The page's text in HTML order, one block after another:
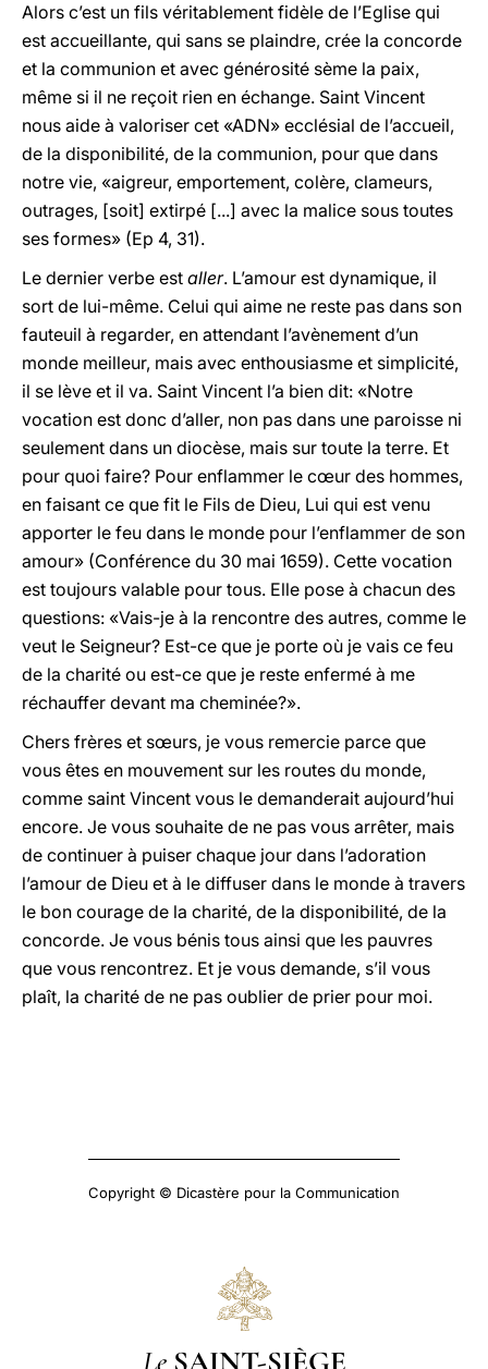
Alors c’est un fils véritablement fidèle de l’Eglise qui
est accueillante, qui sans se plaindre, crée la concorde
et la communion et avec générosité sème la paix,
même si il ne reçoit rien en échange. Saint Vincent
nous aide à valoriser cet «ADN» ecclésial de l’accueil,
de la disponibilité, de la communion, pour que dans
notre vie, «aigreur, emportement, colère, clameurs,
outrages, [soit] extirpé [...] avec la malice sous toutes
ses formes» (Ep 4, 31).
Le dernier verbe est aller. L’amour est dynamique, il
sort de lui-même. Celui qui aime ne reste pas dans son
fauteuil à regarder, en attendant l’avènement d’un
monde meilleur, mais avec enthousiasme et simplicité,
il se lève et il va. Saint Vincent l’a bien dit: «Notre
vocation est donc d’aller, non pas dans une paroisse ni
seulement dans un diocèse, mais sur toute la terre. Et
pour quoi faire? Pour enflammer le cœur des hommes,
en faisant ce que fit le Fils de Dieu, Lui qui est venu
apporter le feu dans le monde pour l’enflammer de son
amour» (Conférence du 30 mai 1659). Cette vocation
est toujours valable pour tous. Elle pose à chacun des
questions: «Vais-je à la rencontre des autres, comme le
veut le Seigneur? Est-ce que je porte où je vais ce feu
de la charité ou est-ce que je reste enfermé à me
réchauffer devant ma cheminée?».
Chers frères et sœurs, je vous remercie parce que
vous êtes en mouvement sur les routes du monde,
comme saint Vincent vous le demanderait aujourd’hui
encore. Je vous souhaite de ne pas vous arrêter, mais
de continuer à puiser chaque jour dans l’adoration
l’amour de Dieu et à le diffuser dans le monde à travers
le bon courage de la charité, de la disponibilité, de la
concorde. Je vous bénis tous ainsi que les pauvres
que vous rencontrez. Et je vous demande, s’il vous
plaît, la charité de ne pas oublier de prier pour moi.
Copyright © Dicastère pour la Communication
Le SAINT-SIÈGE